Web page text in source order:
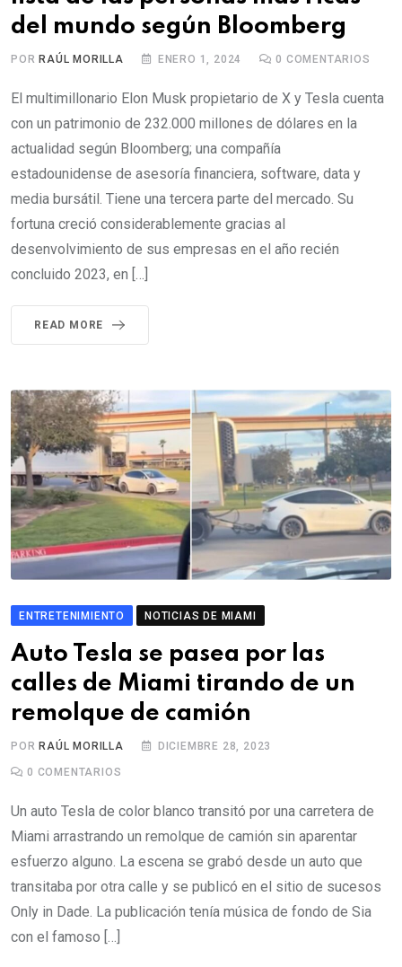
del mundo según Bloomberg
POR RAÚL MORILLA ENERO 1, 2024 0 COMENTARIOS
El multimillonario Elon Musk propietario de X y Tesla cuenta
con un patrimonio de 232.000 millones de dólares en la
actualidad según Bloomberg; una compañía
estadounidense de asesoría financiera, software, data y
media bursátil. Tiene una tercera parte del mercado. Su
fortuna creció considerablemente gracias al
desenvolvimiento de sus empresas en el año recién
concluido 2023, en […]
READ MORE
ENTRETENIMIENTO NOTICIAS DE MIAMI
Auto Tesla se pasea por las
calles de Miami tirando de un
remolque de camión
POR RAÚL MORILLA DICIEMBRE 28, 2023
0 COMENTARIOS
Un auto Tesla de color blanco transitó por una carretera de
Miami arrastrando un remolque de camión sin aparentar
esfuerzo alguno. La escena se grabó desde un auto que
transitaba por otra calle y se publicó en el sitio de sucesos
Only in Dade. La publicación tenía música de fondo de Sia
con el famoso […]